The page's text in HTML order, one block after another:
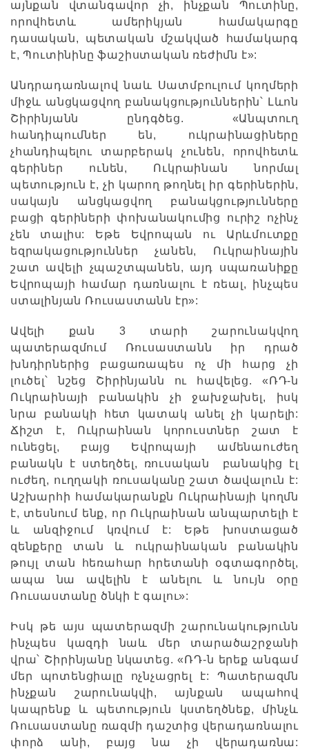
այնքան վտանգավոր չի, ինչքան Պուտինը,
որովհետև ամերիկյան համակարգը
դասական, պետական մշակված համակարգ
է, Պուտինինը ֆաշիստական ռեժիմն է»:
Անդրադառնալով նաև Սատմբուլում կողմերի
միջև անցկացվող բանակցություններին՝ Լևոն
Շիրինյանն ընդգծեց. «Անպտուղ
հանդիպումներ են, ուկրաինացիները
չհանդիպելու տարբերակ չունեն, որովհետև
գերիներ ունեն, Ուկրաինան նորմալ
պետություն է, չի կարող թողնել իր գերիներին,
սակայն անցկացվող բանակցությունները
բացի գերիների փոխանակումից ուրիշ ոչինչ
չեն տալիս: Եթե Եվրոպան ու Արևմուտքը
եզրակացություններ չանեն, Ուկրաինային
շատ ավելի չպաշտպանեն, այդ սպառանիքը
Եվրոպայի համար դառնալու է ռեալ, ինչպես
ստալինյան Ռուսաստանն էր»:
Ավելի քան 3 տարի շարունակվող
պատերազմում Ռուսաստանն իր դրած
խնդիրներից բացառապես ոչ մի հարց չի
լուծել՝ նշեց Շիրինյանն ու հավելեց. «ՌԴ-ն
Ուկրաինայի բանակին չի ջախջախել, իսկ
նրա բանակի հետ կատակ անել չի կարելի:
Ճիշտ է, Ուկրաինան կորուստներ շատ է
ունեցել, բայց Եվրոպայի ամենաուժեղ
բանակն է ստեղծել, ռուսական բանակից էլ
ուժեղ, ուղղակի ռուսականը շատ ծավալուն է:
Աշխարհի համակարանքն Ուկրաինայի կողմն
է, տեսնում ենք, որ Ուկրաինան անպարտելի է
և անզիջում կռվում է: Եթե խոստացած
զենքերը տան և ուկրաինական բանակին
թույլ տան հեռահար հրետանի օգտագործել,
ապա նա ավելին է անելու և նույն օրը
Ռուսաստանը ծնկի է գալու»:
Իսկ թե այս պատերազմի շարունակությունն
ինչպես կազդի նաև մեր տարածաշրջանի
վրա՝ Շիրինյանը նկատեց. «ՌԴ-ն երեք անգամ
մեր պոտենցիալը ոչնչացրել է: Պատերազմն
ինչքան շարունակվի, այնքան ապահով
կապրենք և պետություն կստեղծնեք, մինչև
Ռուսաստանը ռազմի դաշտից վերադառնալու
փորձ անի, բայց նա չի վերադառնա: